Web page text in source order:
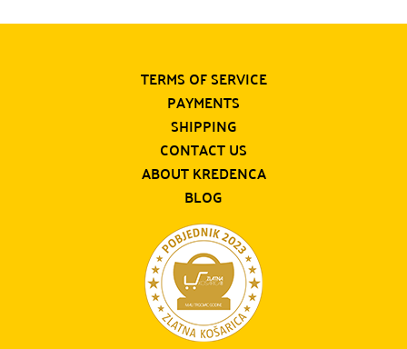
TERMS OF SERVICE
PAYMENTS
SHIPPING
CONTACT US
ABOUT KREDENCA
BLOG